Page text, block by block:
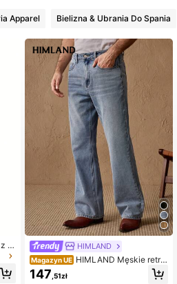
48 Obserwujący
48 Obserwujący
48 Obserwujący
Apparel Bielizna & Ubrania Do Spania
el
HIMLAND
Magazyn UE HIMLAND Męskie retro
jeansy dzwony w kolorze pranej ni
ebieskości, casualowe, drapowane,
147 ,51zł